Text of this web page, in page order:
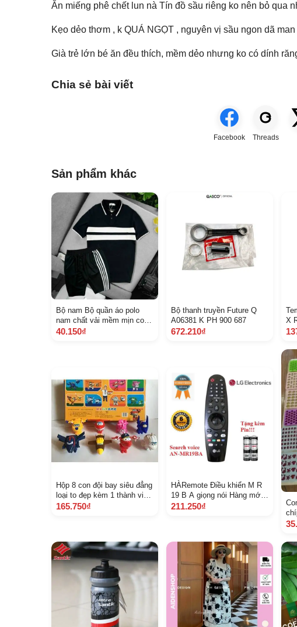
Ăn miếng phê chết lun nà Tín đồ sầu riêng ko nên bỏ qua
Kẹo dẻo thơm , k QUÁ NGỌT , nguyên vị sầu ngon dã
Già trẻ lớn bé ăn đều thích, mềm dẻo nhưng ko có dính
Chia sẻ bài viết
Facebook Threads
Sản phẩm khác
Bộ nam Bộ quần áo polo
nam chất vải mềm mịn co
giãn thoáng mát,bộ quần áo
40.150₫
Bộ thanh truyền Future Q
A06381 K PH 900 687
672.210₫
X
Hộp 8 con đội bay siêu đẳng
loại to đẹp kèm 1 thành viên
đội bay ảnh thật
165.750₫
HÀRemote Điều khiển M R
19 B A giọng nói Hàng mới
100 Free ship Tặng Pin
211.250₫